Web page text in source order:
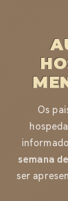
Os
semana
ser